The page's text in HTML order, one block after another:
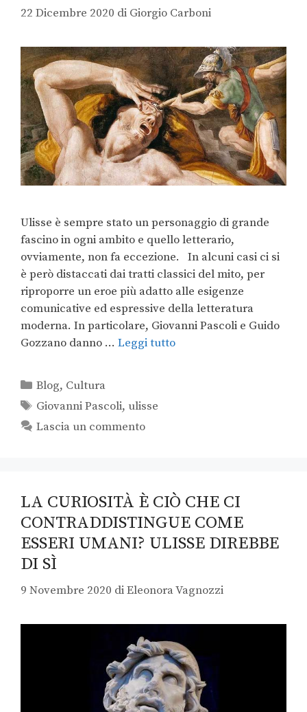
22 Dicembre 2020 di Giorgio Carboni
Ulisse è sempre stato un personaggio di grande
fascino in ogni ambito e quello letterario,
ovviamente, non fa eccezione. In alcuni casi ci si
è però distaccati dai tratti classici del mito, per
riproporre un eroe più adatto alle esigenze
comunicative ed espressive della letteratura
moderna. In particolare, Giovanni Pascoli e Guido
Gozzano danno … Leggi tutto
Blog, Cultura
Giovanni Pascoli, ulisse
Lascia un commento
LA CURIOSITÀ È CIÒ CHE CI
CONTRADDISTINGUE COME
ESSERI UMANI? ULISSE DIREBBE
DI SÌ
9 Novembre 2020 diEleonora Vagnozzi